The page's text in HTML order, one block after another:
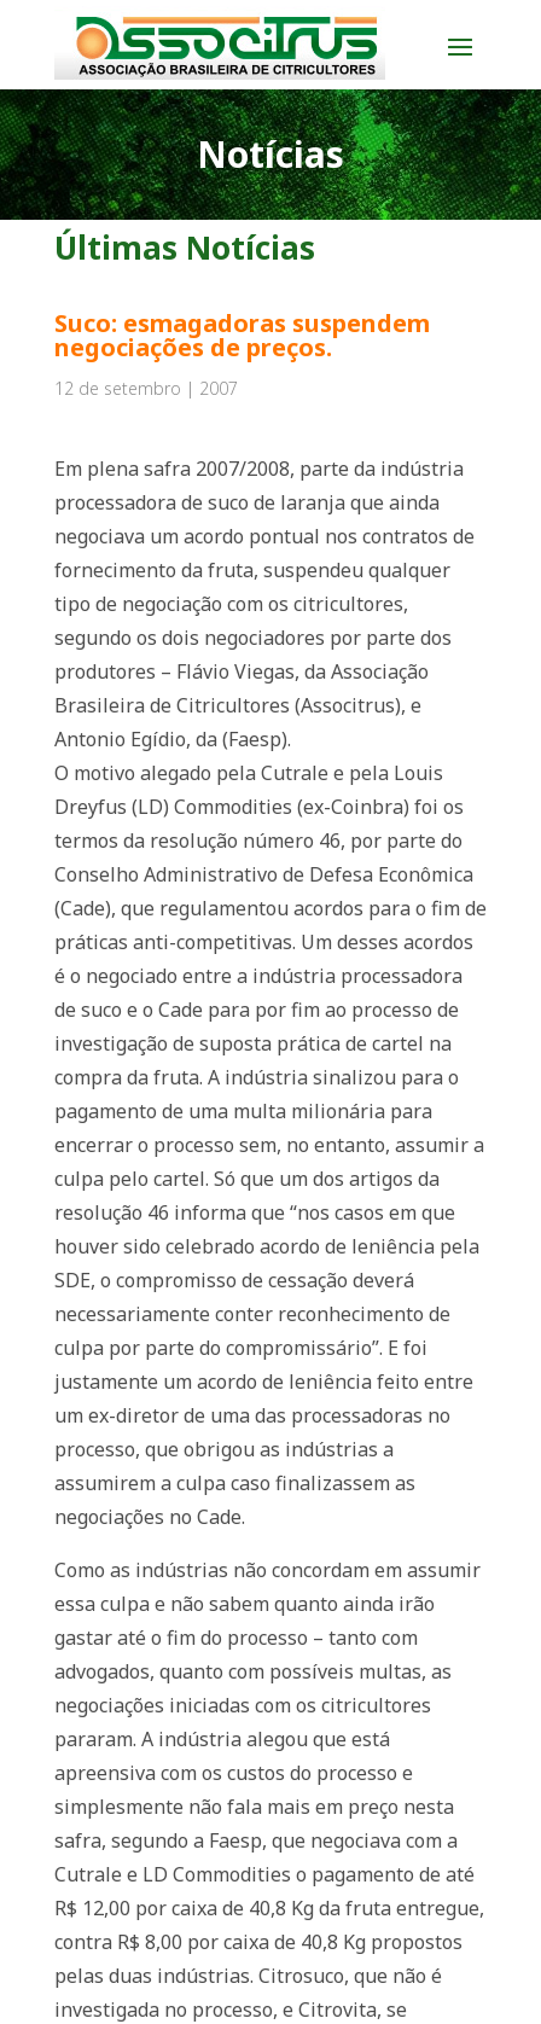
Notícias
Últimas Notícias
Suco: esmagadoras suspendem
negociações de preços.
12 de setembro | 2007
Em plena safra 2007/2008, parte da indústria
processadora de suco de laranja que ainda
negociava um acordo pontual nos contratos de
fornecimento da fruta, suspendeu qualquer
tipo de negociação com os citricultores,
segundo os dois negociadores por parte dos
produtores – Flávio Viegas, da Associação
Brasileira de Citricultores (Associtrus), e
Antonio Egídio, da (Faesp).
O motivo alegado pela Cutrale e pela Louis
Dreyfus (LD) Commodities (ex-Coinbra) foi os
termos da resolução número 46, por parte do
Conselho Administrativo de Defesa Econômica
(Cade), que regulamentou acordos para o fim de
práticas anti-competitivas. Um desses acordos
é o negociado entre a indústria processadora
de suco e o Cade para por fim ao processo de
investigação de suposta prática de cartel na
compra da fruta. A indústria sinalizou para o
pagamento de uma multa milionária para
encerrar o processo sem, no entanto, assumir a
culpa pelo cartel. Só que um dos artigos da
resolução 46 informa que “nos casos em que
houver sido celebrado acordo de leniência pela
SDE, o compromisso de cessação deverá
necessariamente conter reconhecimento de
culpa por parte do compromissário”. E foi
justamente um acordo de leniência feito entre
um ex-diretor de uma das processadoras no
processo, que obrigou as indústrias a
assumirem a culpa caso finalizassem as
negociações no Cade.
Como as indústrias não concordam em assumir
essa culpa e não sabem quanto ainda irão
gastar até o fim do processo – tanto com
advogados, quanto com possíveis multas, as
negociações iniciadas com os citricultores
pararam. A indústria alegou que está
apreensiva com os custos do processo e
simplesmente não fala mais em preço nesta
safra, segundo a Faesp, que negociava com a
Cutrale e LD Commodities o pagamento de até
R$ 12,00 por caixa de 40,8 Kg da fruta entregue,
contra R$ 8,00 por caixa de 40,8 Kg propostos
pelas duas indústrias. Citrosuco, que não é
investigada no processo, e Citrovita, se